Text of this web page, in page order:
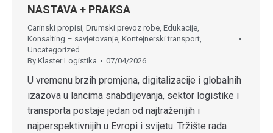
NASTAVA + PRAKSA
Carinski propisi, Drumski prevoz robe, Edukacije,
Konsalting – savjetovanje, Kontejnerski transport,
Uncategorized
By Klaster Logistika 07/04/2026
U vremenu brzih promjena, digitalizacije i globalnih
izazova u lancima snabdijevanja, sektor logistike i
transporta postaje jedan od najtraženijih i
najperspektivnijih u Evropi i svijetu. Tržište rada